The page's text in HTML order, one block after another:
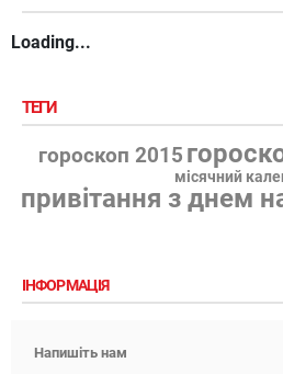
Loading...
ТЕГИ
гороскоп 2015
місячний
привітання з днем
ІНФОРМАЦІЯ
Напишіть нам